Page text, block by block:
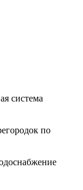
система
по